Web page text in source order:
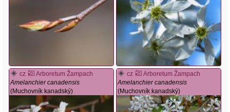
cz
Arboretum Žampach
Amelanchier canadensis
(Muchovník kanadský)
cz
Arboretum Žampach
Amelanchier canadensis
(Muchovník kanadský)